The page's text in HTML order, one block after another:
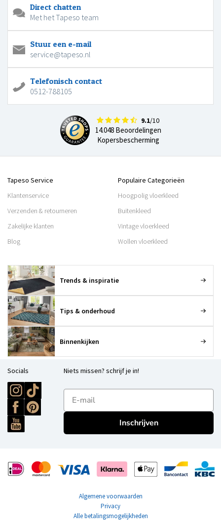
Direct chatten
Met het Tapeso team
Stuur een e-mail
service@tapeso.nl
Telefonisch contact
0512-788105
9.1/10
14.048 Beoordelingen
Kopersbescherming
Tapeso Service
Klantenservice
Verzenden & retourneren
Zakelijke klanten
Blog
Populaire Categorieën
Hoogpolig vloerkleed
Buitenkleed
Vintage vloerkleed
Wollen vloerkleed
Trends & inspiratie
Tips & onderhoud
Binnenkijken
Socials Niets missen? schrijf je in!
E-mailadres
Inschrijven
Algemene voorwaarden
Privacy
Alle betalingsmogelijkheden